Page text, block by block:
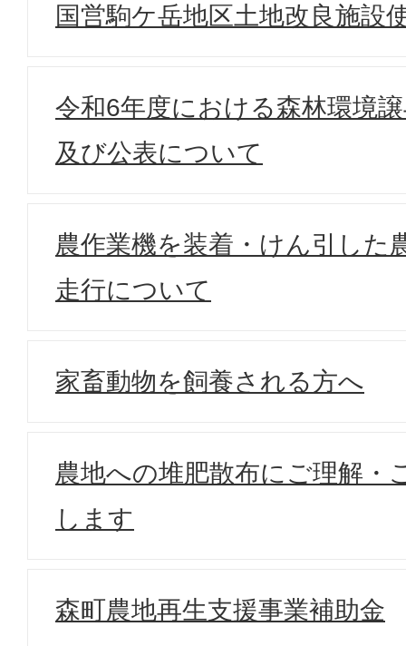
国営駒ケ岳地区土地改良施設
令和6年度における森林環境
及び公表について
農作業機を装着・けん引した
走行について
家畜動物を飼養される方へ
農地への堆肥散布にご理解・
します
森町農地再生支援事業補助金